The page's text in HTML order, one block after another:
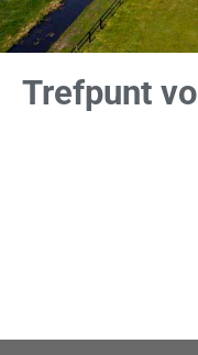
Trefpunt